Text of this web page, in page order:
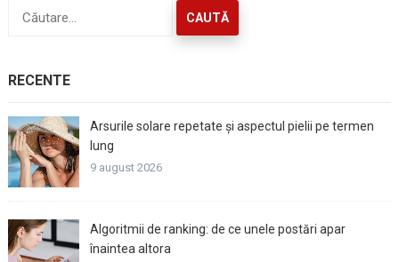
după:
RECENTE
Arsurile solare repetate și aspectul pielii pe termen
lung
9 august 2026
Algoritmii de ranking: de ce unele postări apar
înaintea altora